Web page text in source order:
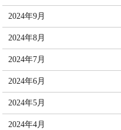
2024年9月
2024年8月
2024年7月
2024年6月
2024年5月
2024年4月